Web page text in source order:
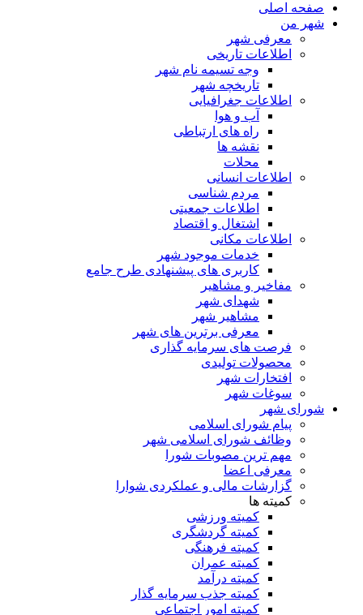
صفحه اصلی
شهر من
معرفی شهر
اطلاعات تاریخی
وجه تسیمه نام شهر
تاریخچه شهر
اطلاعات جغرافیایی
آب و هوا
راه های ارتباطی
نقشه ها
محلات
اطلاعات انسانی
مردم شناسی
اطلاعات جمعیتی
اشتغال و اقتصاد
اطلاعات مکانی
خدمات موجود شهر
کاربری های پیشنهادی طرح جامع
مفاخیر و مشاهیر
شهدای شهر
مشاهیر شهر
معرفی برترین های شهر
فرصت های سرمایه گذاری
محصولات تولیدی
افتخارات شهر
سوغات شهر
شورای شهر
پیام شورای اسلامی
وظائف شورای اسلامی شهر
مهم ترین مصوبات شورا
معرفی اعضا
گزارشات مالی و عملکردی شوارا
کمیته ها
کمیته ورزشی
کمیته گردشگری
کمیته فرهنگی
کمیته عمران
کمیته درآمد
کمیته جذب سرمایه گذار
کمیته امور اجتماعی